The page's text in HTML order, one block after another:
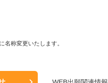
称変更いたします。